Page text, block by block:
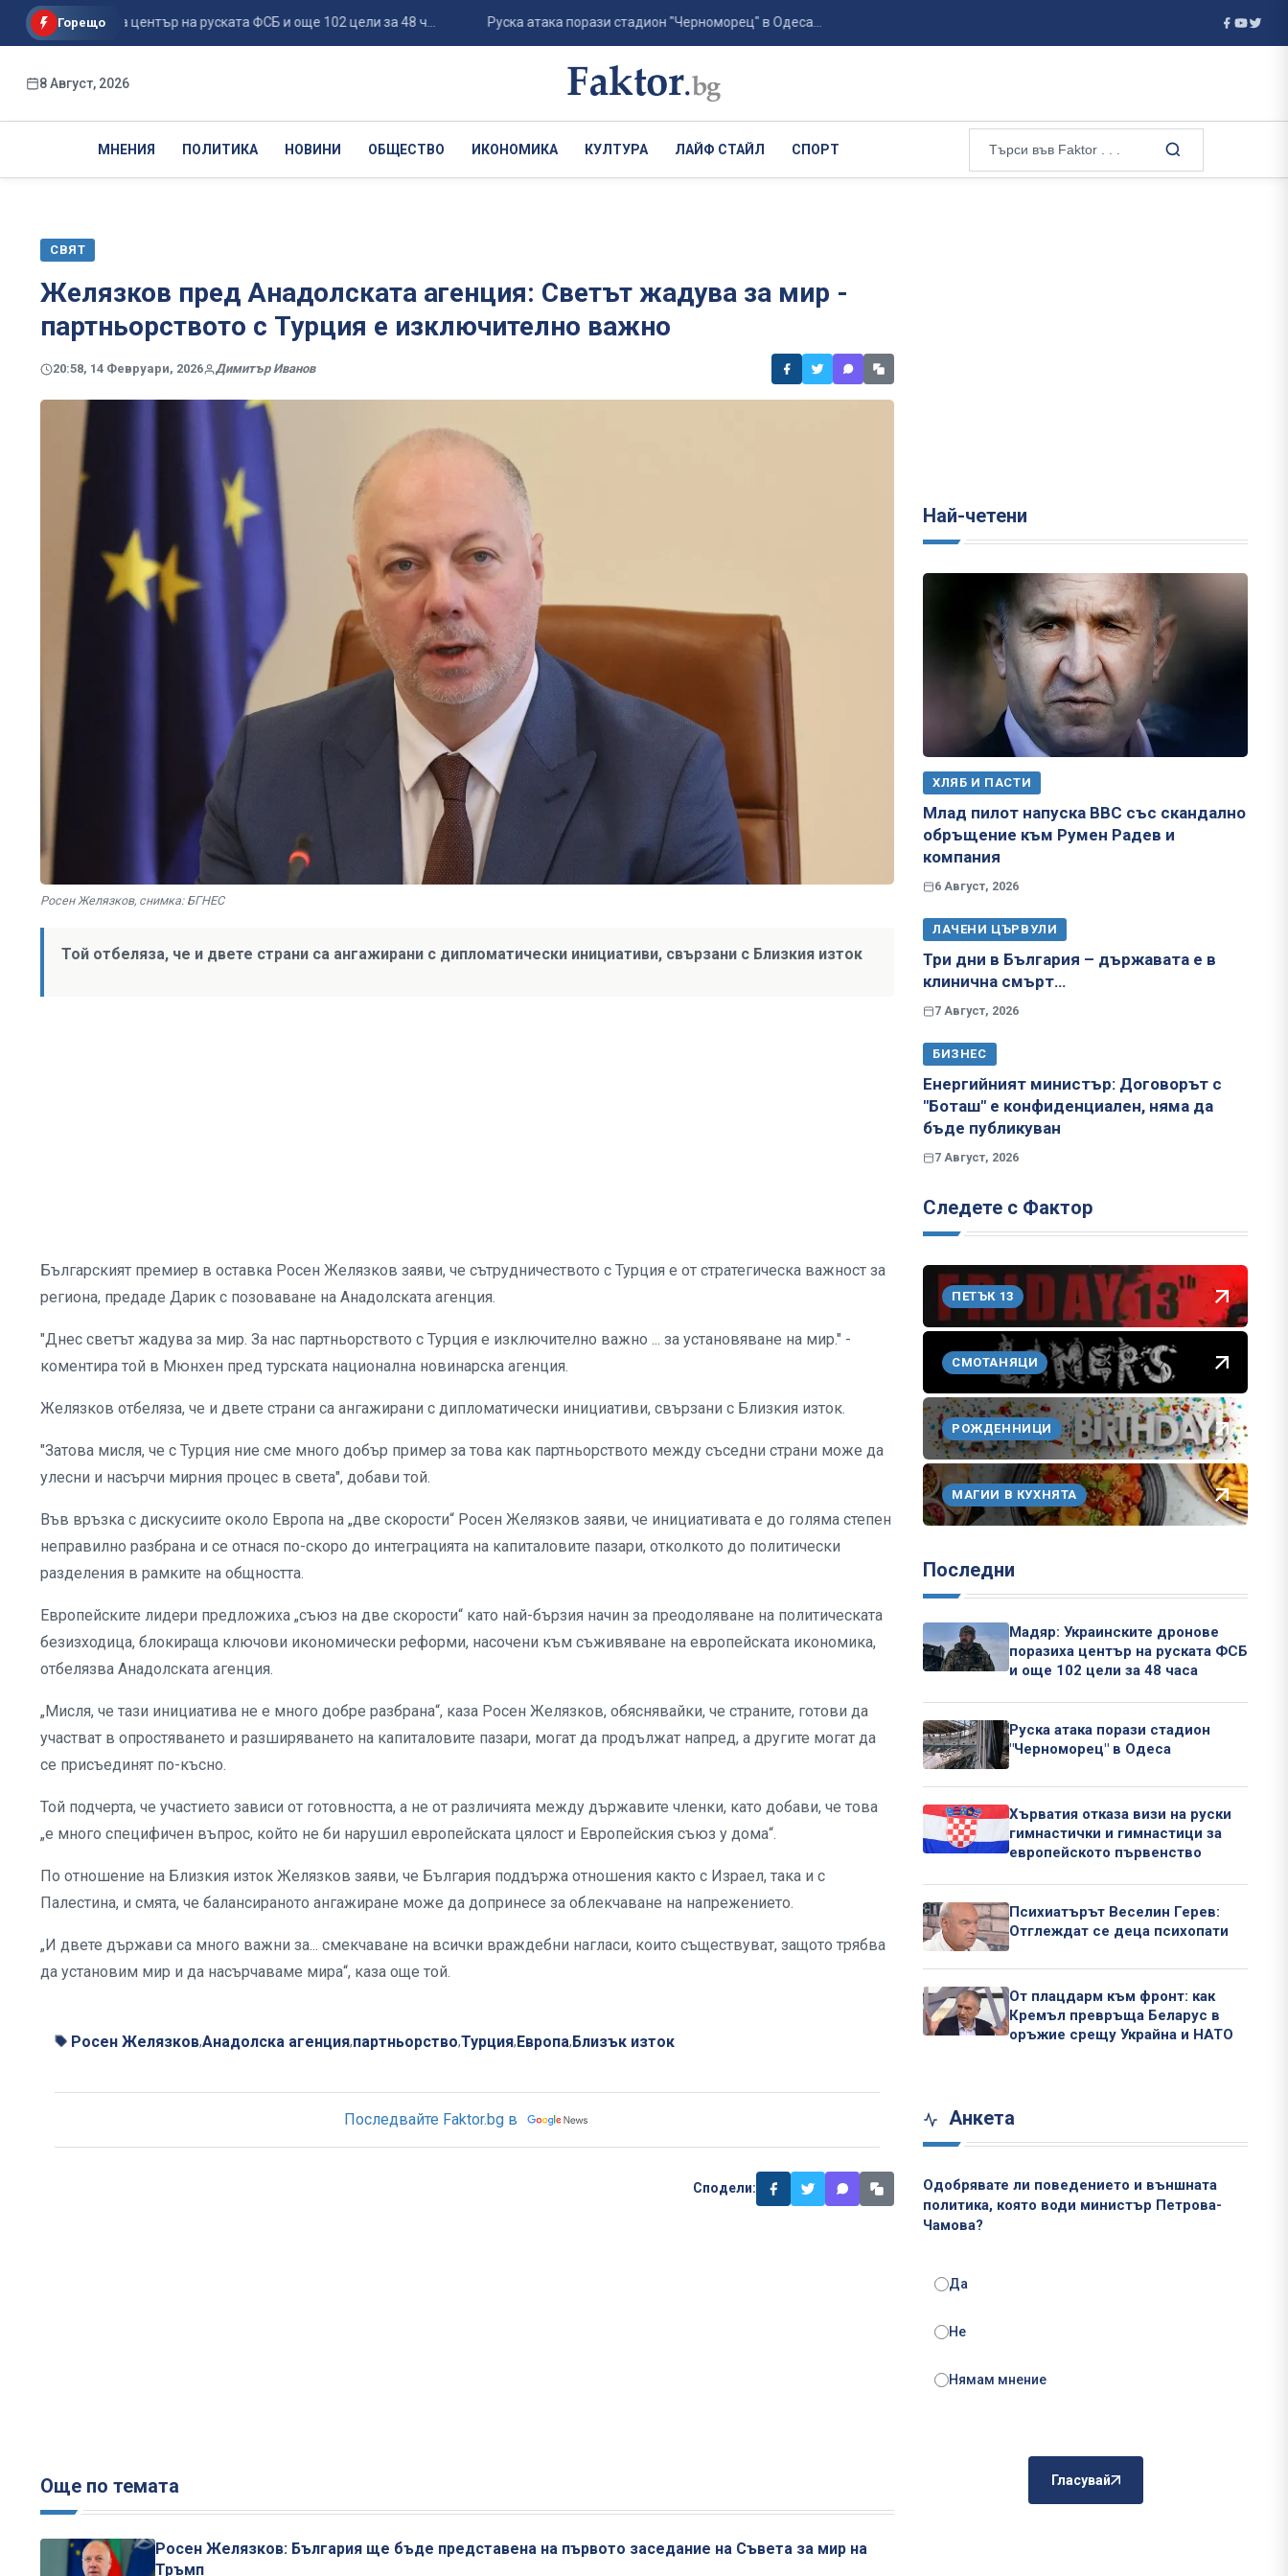
Горещо
поразиха център на руската ФСБ и още 102 цели за 48 ч... Руска атака порази стадион "Черноморец" в Одеса... Хърватия отказа визи на руски гимнастички и гимнастици за
8 Август, 2026
МНЕНИЯ ПОЛИТИКА НОВИНИ ОБЩЕСТВО ИКОНОМИКА КУЛТУРА ЛАЙФ СТАЙЛ СПОРТ
СВЯТ
Желязков пред Анадолската агенция: Светът жадува за мир -
партньорството с Турция е изключително важно
20:58, 14 Февруари, 2026 Димитър Иванов
Росен Желязков, снимка: БГНЕС
Той отбеляза, че и двете страни са ангажирани с дипломатически инициативи, свързани с Близкия изток
Българският премиер в оставка Росен Желязков заяви, че сътрудничеството с Турция е от стратегическа важност за
региона, предаде Дарик с позоваване на Анадолската агенция.
"Днес светът жадува за мир. За нас партньорството с Турция е изключително важно ... за установяване на мир." -
коментира той в Мюнхен пред турската национална новинарска агенция.
Желязков отбеляза, че и двете страни са ангажирани с дипломатически инициативи, свързани с Близкия изток.
"Затова мисля, че с Турция ние сме много добър пример за това как партньорството между съседни страни може да
улесни и насърчи мирния процес в света", добави той.
Във връзка с дискусиите около Европа на „две скорости“ Росен Желязков заяви, че инициативата е до голяма степен
неправилно разбрана и се отнася по-скоро до интеграцията на капиталовите пазари, отколкото до политически
разделения в рамките на общността.
Европейските лидери предложиха „съюз на две скорости“ като най-бързия начин за преодоляване на политическата
безизходица, блокираща ключови икономически реформи, насочени към съживяване на европейската икономика,
отбелязва Анадолската агенция.
„Мисля, че тази инициатива не е много добре разбрана“, каза Росен Желязков, обяснявайки, че страните, готови да
участват в опростяването и разширяването на капиталовите пазари, могат да продължат напред, а другите могат да
се присъединят по-късно.
Той подчерта, че участието зависи от готовността, а не от различията между държавите членки, като добави, че това
„е много специфичен въпрос, който не би нарушил европейската цялост и Европейския съюз у дома“.
По отношение на Близкия изток Желязков заяви, че България поддържа отношения както с Израел, така и с
Палестина, и смята, че балансираното ангажиране може да допринесе за облекчаване на напрежението.
„И двете държави са много важни за... смекчаване на всички враждебни нагласи, които съществуват, защото трябва
да установим мир и да насърчаваме мира“, каза още той.
Росен Желязков,Анадолска агенция,партньорство,Турция,Европа,Близък изток
Последвайте Faktor.bg в
Сподели:
Още по темата
Росен Желязков: България ще бъде представена на първото заседание на Съвета за мир на
Тръмп
Най-четени
ХЛЯБ И ПАСТИ
Млад пилот напуска ВВС със скандално
обръщение към Румен Радев и
компания
6 Август, 2026
ЛАЧЕНИ ЦЪРВУЛИ
Три дни в България – държавата е в
клинична смърт…
7 Август, 2026
БИЗНЕС
Енергийният министър: Договорът с
"Боташ" е конфиденциален, няма да
бъде публикуван
7 Август, 2026
Следете с Фактор
ПЕТЪК 13
СМОТАНЯЦИ
РОЖДЕННИЦИ
МАГИИ В КУХНЯТА
Последни
Мадяр: Украинските дронове
поразиха център на руската ФСБ
и още 102 цели за 48 часа
Руска атака порази стадион
"Черноморец" в Одеса
Хърватия отказа визи на руски
гимнастички и гимнастици за
европейското първенство
Психиатърът Веселин Герев:
Отглеждат се деца психопати
От плацдарм към фронт: как
Кремъл превръща Беларус в
оръжие срещу Украйна и НАТО
Анкета
Одобрявате ли поведението и външната
политика, която води министър Петрова-
Чамова?
Да
Не
Нямам мнение
Гласувай